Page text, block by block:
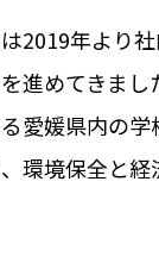
2019年より
進めてきま
愛媛県内の
環境保全と